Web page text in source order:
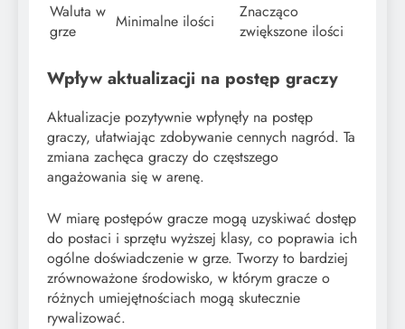
Waluta w
grze
Minimalne ilości
Znacząco
zwiększone ilości
Wpływ aktualizacji na postęp graczy
Aktualizacje pozytywnie wpłynęły na postęp
graczy, ułatwiając zdobywanie cennych nagród. Ta
zmiana zachęca graczy do częstszego
angażowania się w arenę.
W miarę postępów gracze mogą uzyskiwać dostęp
do postaci i sprzętu wyższej klasy, co poprawia ich
ogólne doświadczenie w grze. Tworzy to bardziej
zrównoważone środowisko, w którym gracze o
różnych umiejętnościach mogą skutecznie
rywalizować.